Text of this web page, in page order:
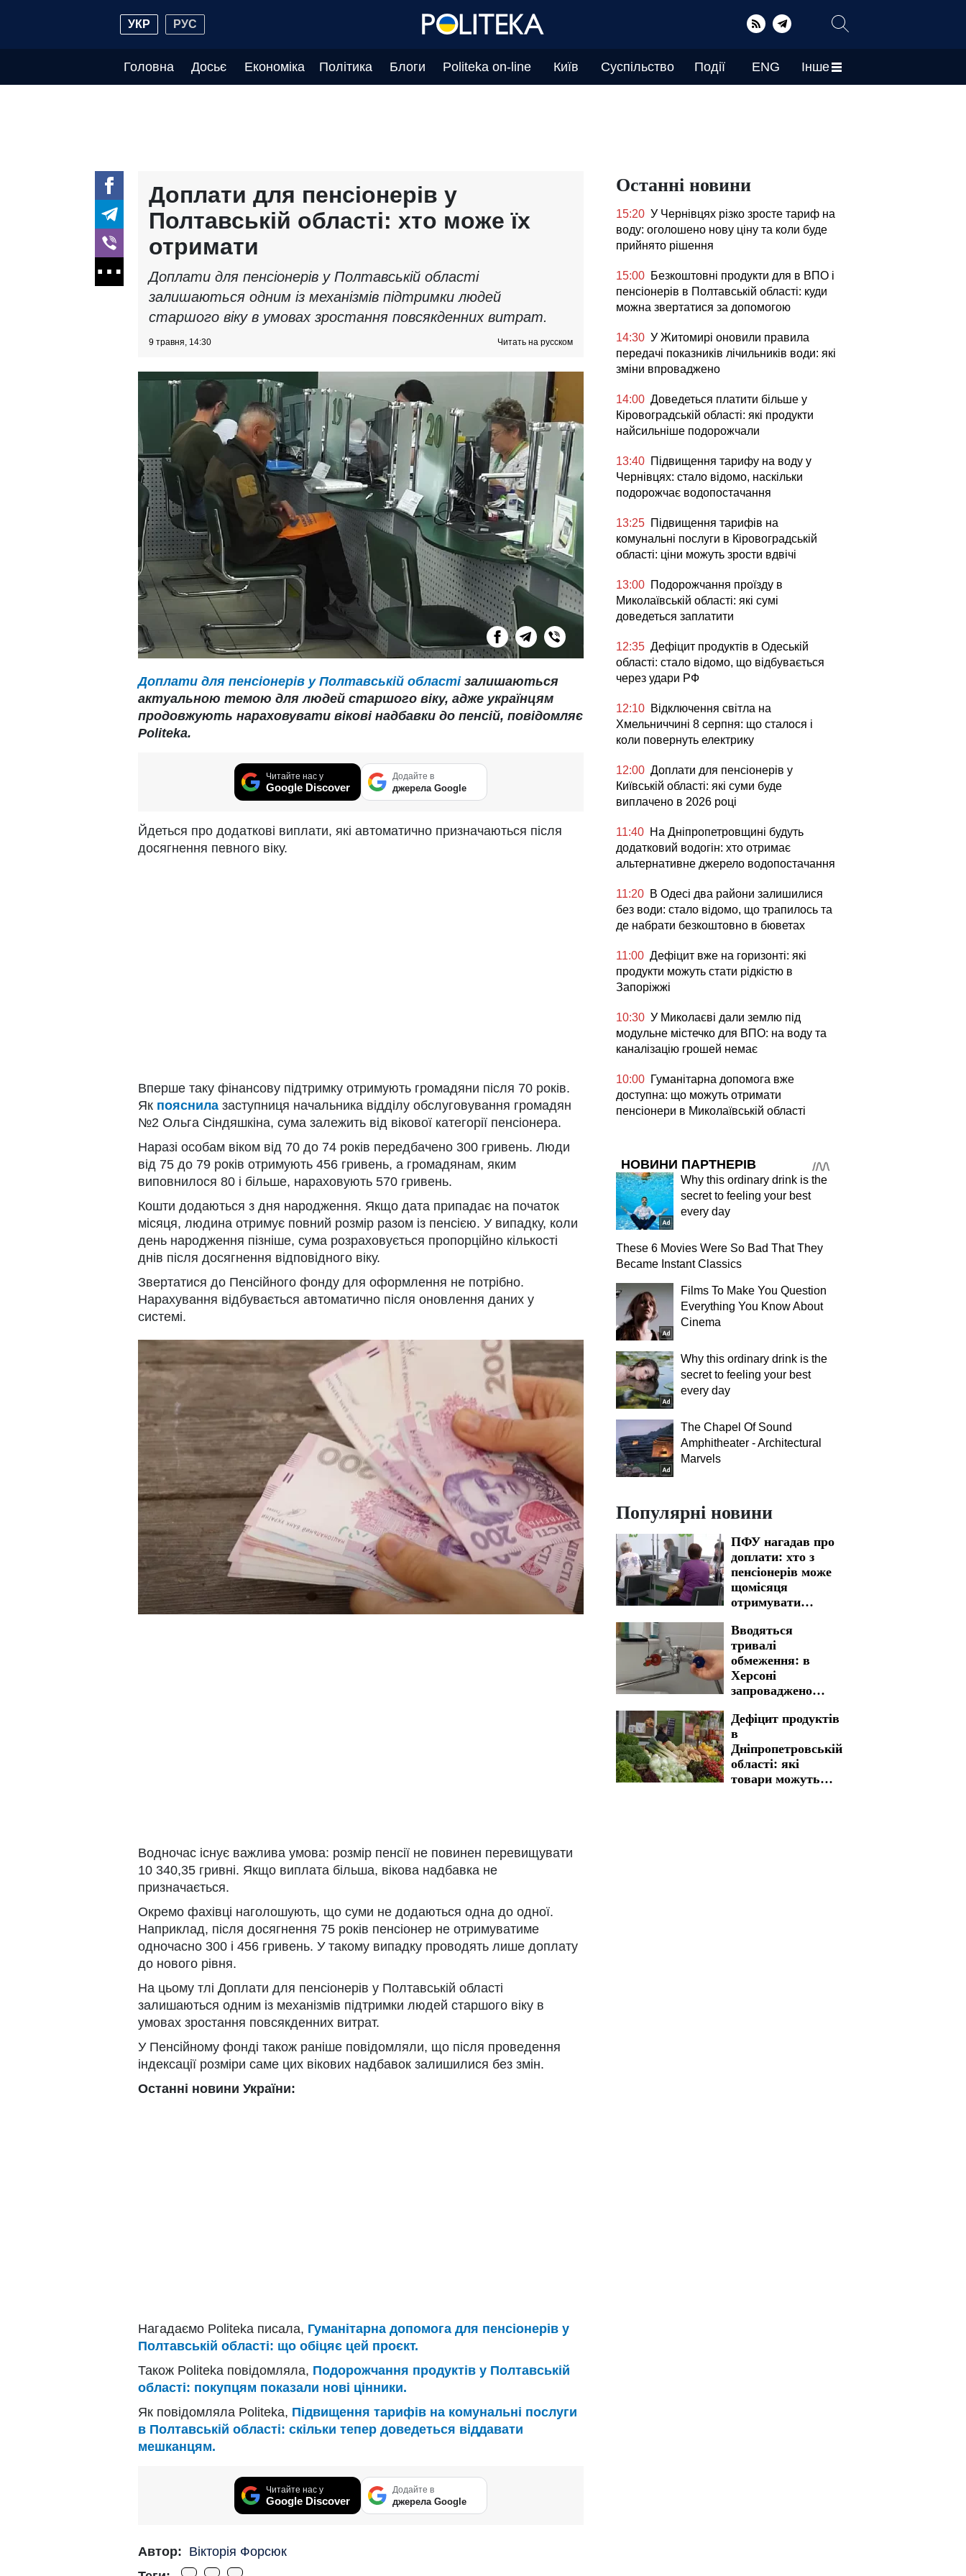
УКР РУС
Головна Досьє Економіка Політика Блоги Politeka on-line Київ Суспільство Події ENG Інше
Доплати для пенсіонерів у
Полтавській області: хто може їх
отримати
Доплати для пенсіонерів у Полтавській області
залишаються одним із механізмів підтримки людей
старшого віку в умовах зростання повсякденних витрат.
9 травня, 14:30 Читать на русском
Доплати для пенсіонерів у Полтавській областізалишаються
актуальною темою для людей старшого віку, адже українцям
продовжують нараховувати вікові надбавки до пенсій, повідомляє
Politeka.
Читайте нас у
Google Discover
Додайте в
джерела Google
Йдеться про додаткові виплати, які автоматично призначаються після
досягнення певного віку.
Вперше таку фінансову підтримку отримують громадяни після 70 років.
Як пояснила заступниця начальника відділу обслуговування громадян
№2 Ольга Сіндяшкіна, сума залежить від вікової категорії пенсіонера.
Наразі особам віком від 70 до 74 років передбачено 300 гривень. Люди
від 75 до 79 років отримують 456 гривень, а громадянам, яким
виповнилося 80 і більше, нараховують 570 гривень.
Кошти додаються з дня народження. Якщо дата припадає на початок
місяця, людина отримує повний розмір разом із пенсією. У випадку, коли
день народження пізніше, сума розраховується пропорційно кількості
днів після досягнення відповідного віку.
Звертатися до Пенсійного фонду для оформлення не потрібно.
Нарахування відбувається автоматично після оновлення даних у
системі.
Водночас існує важлива умова: розмір пенсії не повинен перевищувати
10 340,35 гривні. Якщо виплата більша, вікова надбавка не
призначається.
Окремо фахівці наголошують, що суми не додаються одна до одної.
Наприклад, після досягнення 75 років пенсіонер не отримуватиме
одночасно 300 і 456 гривень. У такому випадку проводять лише доплату
до нового рівня.
На цьому тлі Доплати для пенсіонерів у Полтавській області
залишаються одним із механізмів підтримки людей старшого віку в
умовах зростання повсякденних витрат.
У Пенсійному фонді також раніше повідомляли, що після проведення
індексації розміри саме цих вікових надбавок залишилися без змін.
Останні новини України:
Нагадаємо Politeka писала, Гуманітарна допомога для пенсіонерів у
Полтавській області: що обіцяє цей проєкт.
Також Politeka повідомляла, Подорожчання продуктів у Полтавській
області: покупцям показали нові цінники.
Як повідомляла Politeka, Підвищення тарифів на комунальні послуги
в Полтавській області: скільки тепер доведеться віддавати
мешканцям.
Читайте нас у
Google Discover
Додайте в
джерела Google
Автор: Вікторія Форсюк
Останні новини
15:20 У Чернівцях різко зросте тариф на
воду: оголошено нову ціну та коли буде
прийнято рішення
15:00 Безкоштовні продукти для в ВПО і
пенсіонерів в Полтавській області: куди
можна звертатися за допомогою
14:30 У Житомирі оновили правила
передачі показників лічильників води: які
зміни впроваджено
14:00 Доведеться платити більше у
Кіровоградській області: які продукти
найсильніше подорожчали
13:40 Підвищення тарифу на воду у
Чернівцях: стало відомо, наскільки
подорожчає водопостачання
13:25 Підвищення тарифів на
комунальні послуги в Кіровоградській
області: ціни можуть зрости вдвічі
13:00 Подорожчання проїзду в
Миколаївській області: які сумі
доведеться заплатити
12:35 Дефіцит продуктів в Одеській
області: стало відомо, що відбувається
через удари РФ
12:10 Відключення світла на
Хмельниччині 8 серпня: що сталося і
коли повернуть електрику
12:00 Доплати для пенсіонерів у
Київській області: які суми буде
виплачено в 2026 році
11:40 На Дніпропетровщині будуть
додатковий водогін: хто отримає
альтернативне джерело водопостачання
11:20 В Одесі два райони залишилися
без води: стало відомо, що трапилось та
де набрати безкоштовно в бюветах
11:00 Дефіцит вже на горизонті: які
продукти можуть стати рідкістю в
Запоріжжі
10:30 У Миколаєві дали землю під
модульне містечко для ВПО: на воду та
каналізацію грошей немає
10:00 Гуманітарна допомога вже
доступна: що можуть отримати
пенсіонери в Миколаївській області
НОВИНИ ПАРТНЕРІВ
Why this ordinary drink is the
secret to feeling your best
every day
These 6 Movies Were So Bad That They
Became Instant Classics
Films To Make You Question
Everything You Know About
Cinema
Why this ordinary drink is the
secret to feeling your best
every day
The Chapel Of Sound
Amphitheater - Architectural
Marvels
Популярні новини
ПФУ нагадав про
доплати: хто з
пенсіонерів може
щомісяця
отримувати
Дніпропетровській
області
Вводяться
тривалі
обмеження: в
Херсоні
запроваджено
відключення води
Дефіцит продуктів
в
Дніпропетровській
області: які
товари можуть